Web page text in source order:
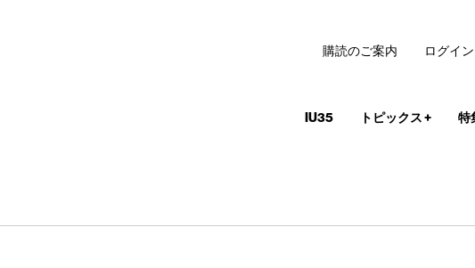
IU35 トピックス+ 特
購読のご案内 ログイン